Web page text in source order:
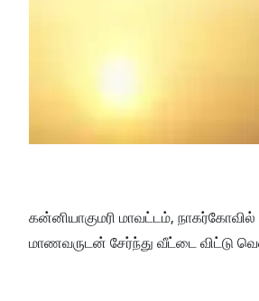
கன்னியாகுமரி மாவட்டம், நாகர்கோவில்
மாணவருடன் சேர்ந்து வீட்டை விட்டு